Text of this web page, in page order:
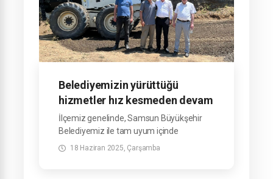
Belediyemizin yürüttüğü
hizmetler hız kesmeden devam
ediyor.
İlçemiz genelinde, Samsun Büyükşehir
Belediyemiz ile tam uyum içinde
yürüttüğümüz hizmetler hız kesmeden
18 Haziran 2025, Çarşamba